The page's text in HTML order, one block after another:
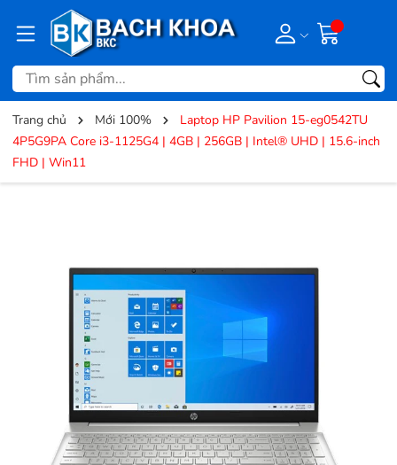
Trang chủ Mới 100%
Laptop HP Pavilion 15-eg0542TU
4P5G9PA Core i3-1125G4 | 4GB | 256GB | Intel® UHD | 15.6-inch
FHD | Win11